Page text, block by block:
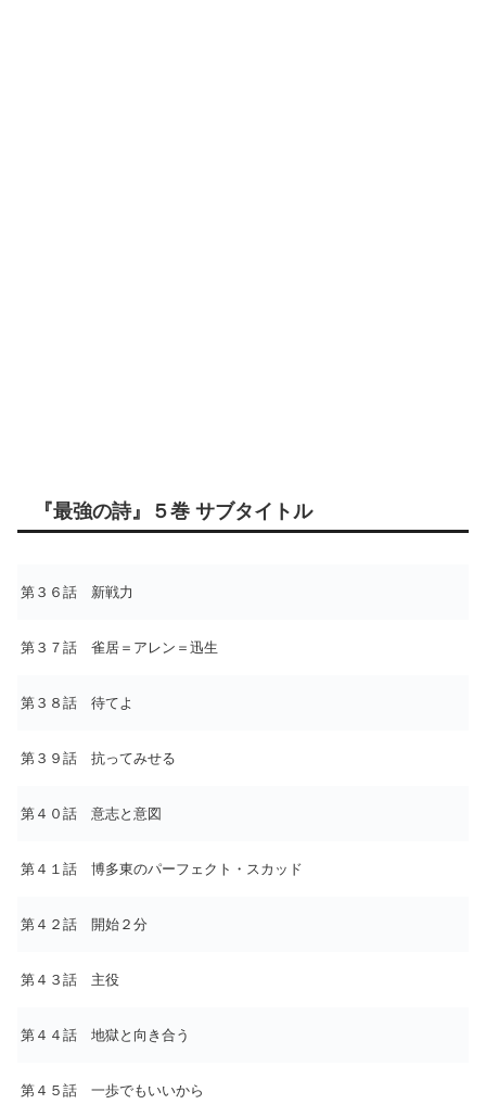
『最強の詩』５巻 サブタイトル
第３６話 新戦力
第３７話 雀居＝アレン＝迅生
第３８話 待てよ
第３９話 抗ってみせる
第４０話 意志と意図
第４１話 博多東のパーフェクト・スカッド
第４２話 開始２分
第４３話 主役
第４４話 地獄と向き合う
第４５話 一歩でもいいから